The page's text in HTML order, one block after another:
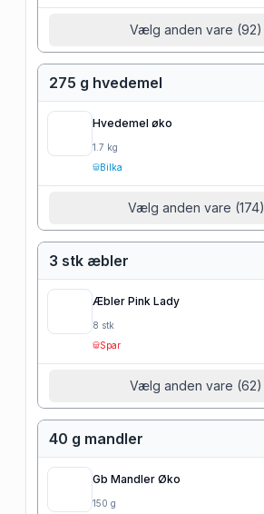
Vælg anden vare (92)
275 g hvedemel
Hvedemel øko
1.7 kg
Bilka
Vælg anden vare (174)
3 stk æbler
Æbler Pink Lady
8 stk
Spar
Vælg anden vare (62)
40 g mandler
Gb Mandler Øko
150 g